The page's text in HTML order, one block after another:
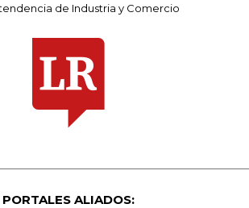
de Industria y Comercio
PORTALES ALIADOS: